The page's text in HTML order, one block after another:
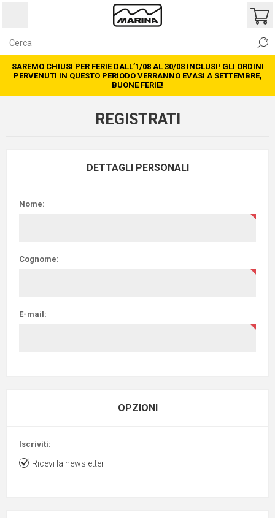
SAREMO CHIUSI PER FERIE DALL’1/08 AL 30/08 INCLUSI! GLI ORDINI
PERVENUTI IN QUESTO PERIODO VERRANNO EVASI A SETTEMBRE,
BUONE FERIE!
REGISTRATI
DETTAGLI PERSONALI
Nome:
Cognome:
E-mail:
OPZIONI
Iscriviti:
Ricevi la newsletter